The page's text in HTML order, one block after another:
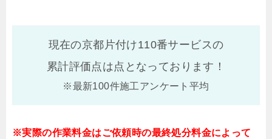
現在の京都片付け110番サービスの
累計評価点は点となっております！
※最新100件施工アンケート平均
※実際の作業料金はご依頼時の最終処分料金によって